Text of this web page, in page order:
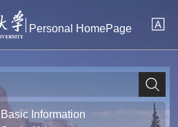
Personal HomePage
Basic Information